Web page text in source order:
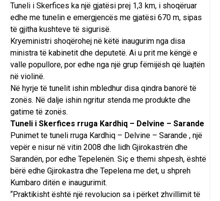
Tuneli i Skerfices ka një gjatësi prej 1,3 km, i shoqëruar
edhe me tunelin e emergjencës me gjatësi 670 m, sipas
të gjitha kushteve të sigurisë.
Kryeministri shoqërohej në këtë inaugurim nga disa
ministra të kabinetit dhe deputetë. Ai u prit me këngë e
valle popullore, por edhe nga një grup fëmijësh që luajtën
në violinë.
Në hyrje të tunelit ishin mbledhur disa qindra banorë të
zonës. Në dalje ishin ngritur stenda me produkte dhe
gatime të zonës.
Tuneli i Skerfices rruga Kardhiq – Delvine – Sarande
Punimet te tuneli rruga Kardhiq – Delvine – Sarande , një
vepër e nisur në vitin 2008 dhe lidh Gjirokastrën dhe
Sarandën, por edhe Tepelenën. Siç e themi shpesh, është
bërë edhe Gjirokastra dhe Tepelena me det, u shpreh
Kumbaro ditën e inaugurimit.
“Praktikisht është një revolucion sa i përket zhvillimit të